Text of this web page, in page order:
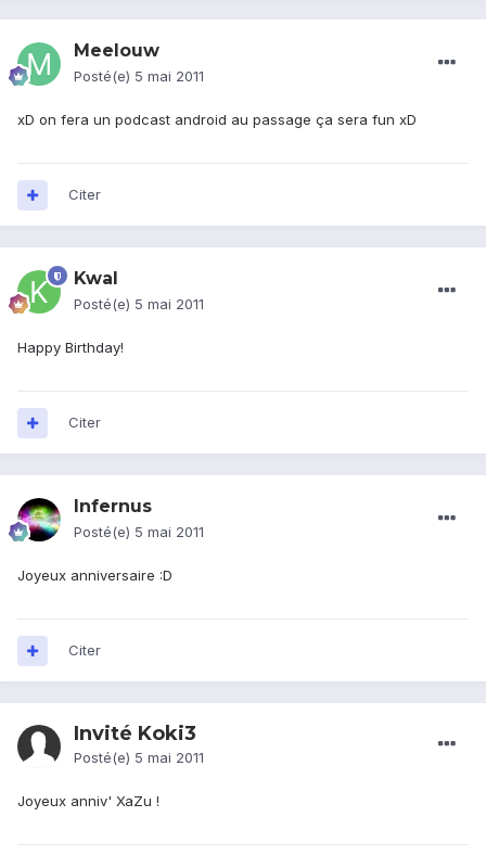
Meelouw
Posté(e) 5 mai 2011
xD on fera un podcast android au passage ça sera fun xD
Citer
Kwal
Posté(e) 5 mai 2011
Happy Birthday!
Citer
Infernus
Posté(e) 5 mai 2011
Joyeux anniversaire :D
Citer
Invité Koki3
Posté(e) 5 mai 2011
Joyeux anniv' XaZu !